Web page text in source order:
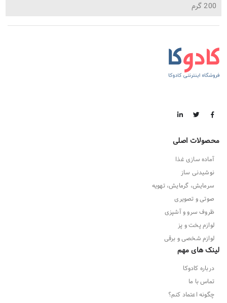
200 گرم
محصولات اصلی
آماده سازی غذا
نوشیدنی ساز
سرمایش، گرمایش، تهویه
صوتی و تصویری
ظروف سرو و آشپزی
لوازم پخت و پز
لوازم شخصی و برقی
لینک های مهم
درباره کادوکا
تماس با ما
چگونه اعتماد کنم؟